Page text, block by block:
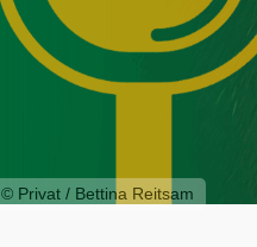
© Privat / Bettina Reitsam